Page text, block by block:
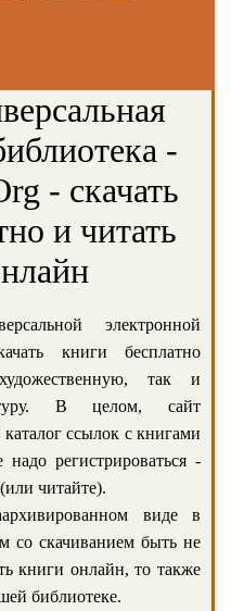
-
- скачать
и читать
электронной
книги бесплатно
так и
В целом, сайт
ссылок с книгами
регистрироваться -
читайте).
виде в
со скачиванием быть не
книги онлайн, то также
библиотеке.